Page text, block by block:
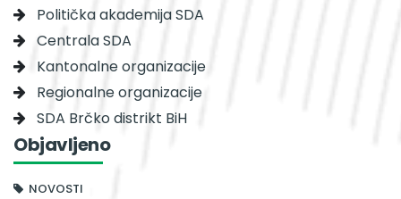
Politička akademija SDA
Centrala SDA
Kantonalne organizacije
Regionalne organizacije
SDA Brčko distrikt BiH
Objavljeno
NOVOSTI